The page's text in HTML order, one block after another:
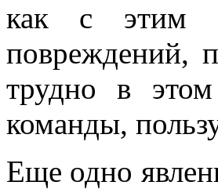
как с этим
повреждений,
трудно в
команды,
Еще одно